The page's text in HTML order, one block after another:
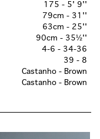
175 - 5' 9''
79cm - 31''
63cm - 25''
90cm - 35½''
4-6 - 34-36
39 - 8
Castanho - Brown
Castanho - Brown